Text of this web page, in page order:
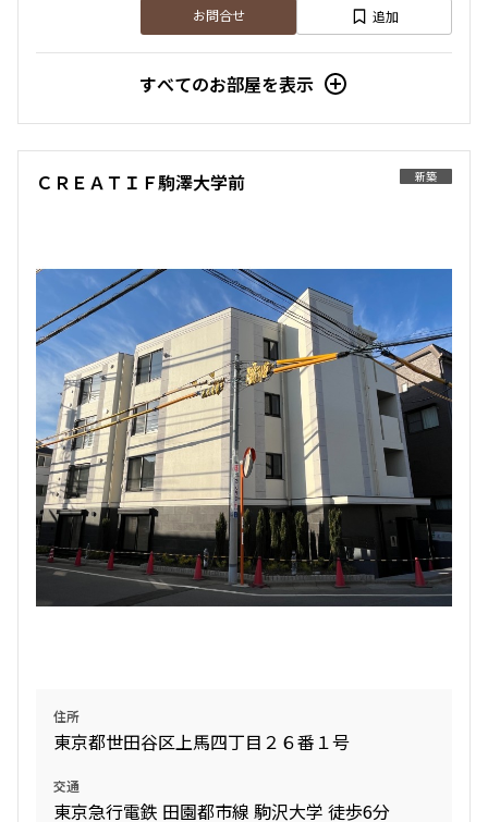
お問合せ 追加
すべてのお部屋を表示
新築
ＣＲＥＡＴＩＦ駒澤大学前
住所
東京都世田谷区上馬四丁目２６番１号
交通
東京急行電鉄 田園都市線 駒沢大学 徒歩6分